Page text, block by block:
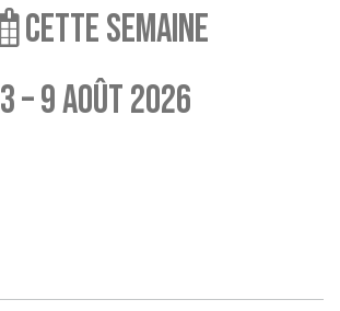
Cette semaine
3 – 9 août 2026